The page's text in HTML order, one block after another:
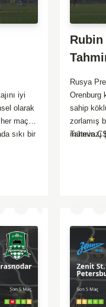
iyi
olarak
maçta
sıkı bir
birlikte
Rubin
Rusya
Orenburg
sahip
zorlamış
mütevazı
Tahmin